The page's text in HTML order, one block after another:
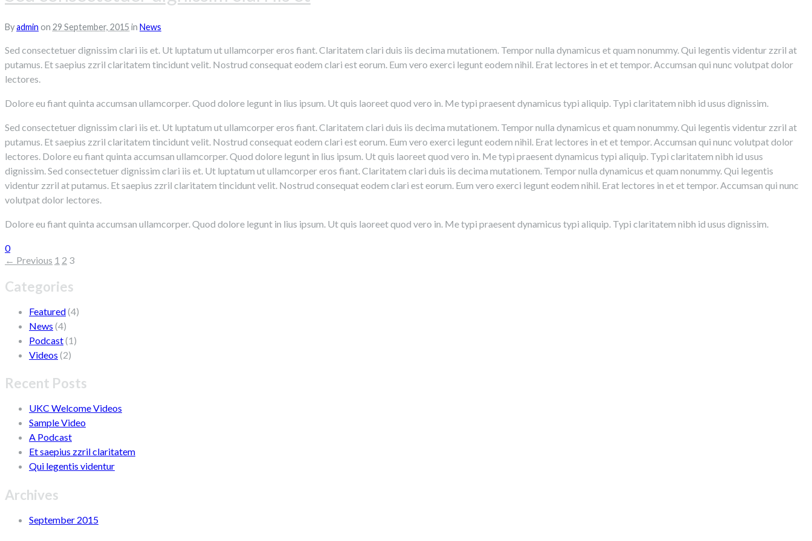
Byadmin on 29 September, 2015 in News
Sed consectetuer dignissim clari iis et. Ut luptatum ut ullamcorper eros fiant. Claritatem clari duis iis decima mutationem. Tempor nulla dynamicus et quam nonummy. Qui legentis videntur zzril at
putamus. Et saepius zzril claritatem tincidunt velit. Nostrud consequat eodem clari est eorum. Eum vero exerci legunt eodem nihil. Erat lectores in et et tempor. Accumsan qui nunc volutpat dolor
lectores.
Dolore eu fiant quinta accumsan ullamcorper. Quod dolore legunt in lius ipsum. Ut quis laoreet quod vero in. Me typi praesent dynamicus typi aliquip. Typi claritatem nibh id usus dignissim.
Sed consectetuer dignissim clari iis et. Ut luptatum ut ullamcorper eros fiant. Claritatem clari duis iis decima mutationem. Tempor nulla dynamicus et quam nonummy. Qui legentis videntur zzril at
putamus. Et saepius zzril claritatem tincidunt velit. Nostrud consequat eodem clari est eorum. Eum vero exerci legunt eodem nihil. Erat lectores in et et tempor. Accumsan qui nunc volutpat dolor
lectores. Dolore eu fiant quinta accumsan ullamcorper. Quod dolore legunt in lius ipsum. Ut quis laoreet quod vero in. Me typi praesent dynamicus typi aliquip. Typi claritatem nibh id usus
dignissim. Sed consectetuer dignissim clari iis et. Ut luptatum ut ullamcorper eros fiant. Claritatem clari duis iis decima mutationem. Tempor nulla dynamicus et quam nonummy. Qui legentis
videntur zzril at putamus. Et saepius zzril claritatem tincidunt velit. Nostrud consequat eodem clari est eorum. Eum vero exerci legunt eodem nihil. Erat lectores in et et tempor. Accumsan qui nunc
volutpat dolor lectores.
Dolore eu fiant quinta accumsan ullamcorper. Quod dolore legunt in lius ipsum. Ut quis laoreet quod vero in. Me typi praesent dynamicus typi aliquip. Typi claritatem nibh id usus dignissim.
0
← Previous 1 2 3
Categories
Featured(4)
News (4)
Podcast(1)
Videos (2)
Recent Posts
UKC Welcome Videos
Sample Video
A Podcast
Et saepius zzril claritatem
Qui legentis videntur
Archives
September 2015